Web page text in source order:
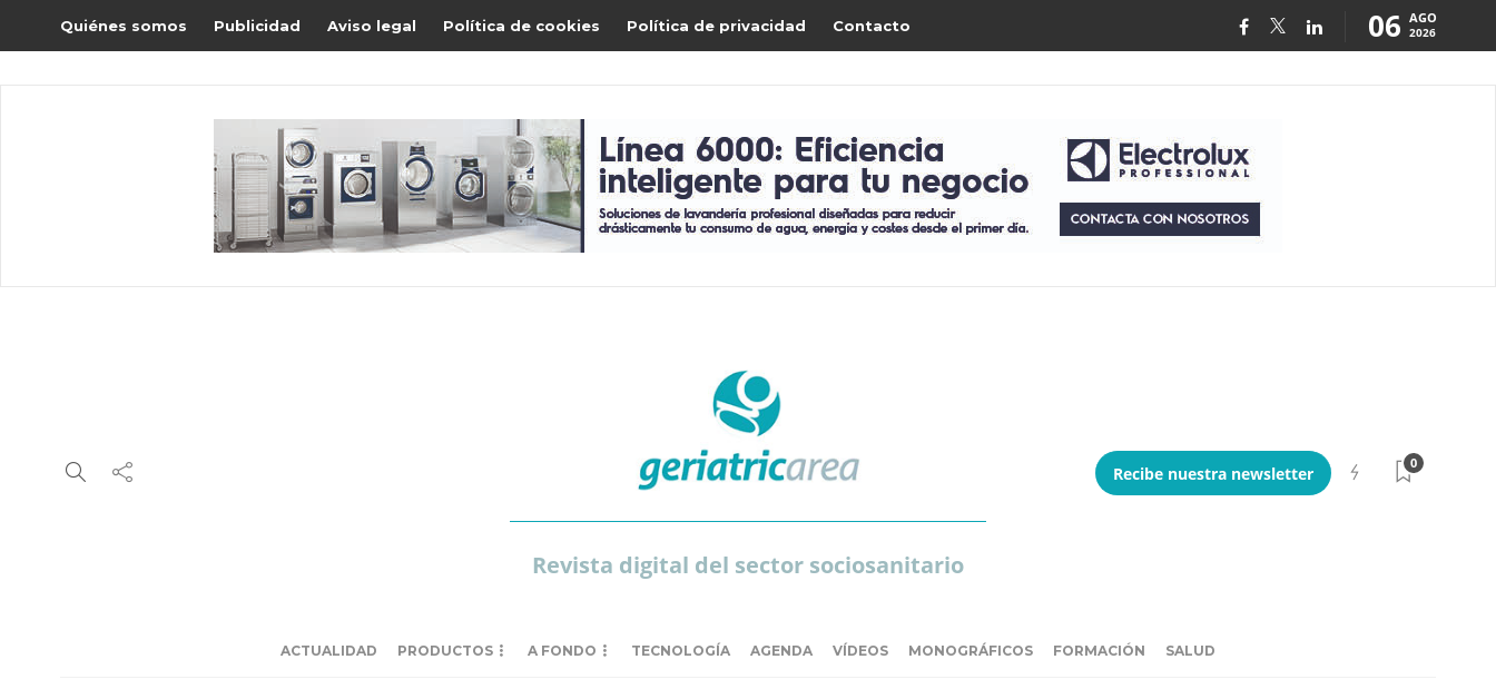
Quiénes somos Publicidad Aviso legal Política de cookies Política de privacidad Contacto 06 AGO
2026
Revista digital del sector sociosanitario
Recibe nuestra newsletter
0
ACTUALIDAD PRODUCTOS A FONDO TECNOLOGÍA AGENDA VÍDEOS MONOGRÁFICOS FORMACIÓN SALUD